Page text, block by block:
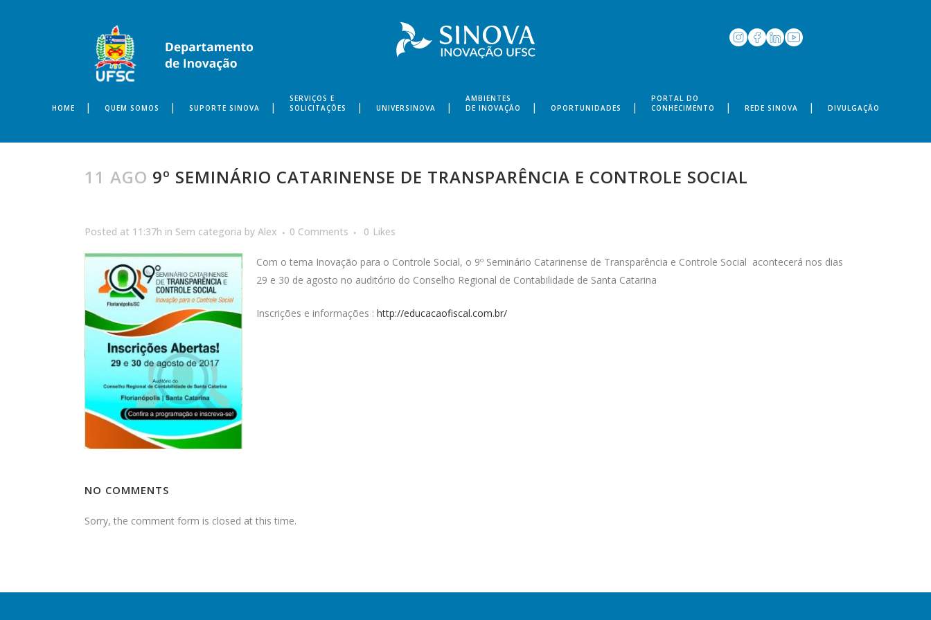
HOME QUEM SOMOS SUPORTE SINOVA
SERVIÇOS E
SOLICITAÇÕES
UNIVERSINOVA
AMBIENTES
DE INOVAÇÃO
OPORTUNIDADES
PORTAL DO
CONHECIMENTO
REDE SINOVA DIVULGAÇÃO
11 AGO 9º SEMINÁRIO CATARINENSE DE TRANSPARÊNCIA E CONTROLE SOCIAL
Posted at 11:37h in Sem categoria by Alex 0 Comments 0 Likes
Com o tema Inovação para o Controle Social, o 9º Seminário Catarinense de Transparência e Controle Social acontecerá nos dias
29 e 30 de agosto no auditório do Conselho Regional de Contabilidade de Santa Catarina
Inscrições e informações : http://educacaofiscal.com.br/
NO COMMENTS
Sorry, the comment form is closed at this time.